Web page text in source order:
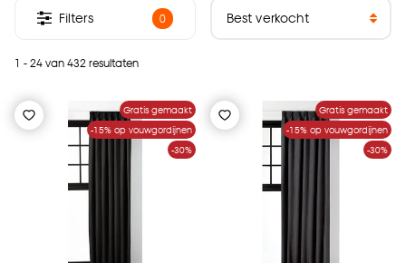
1 - 24 van 432 resultaten
Filters 0
Gratis gemaakt
-15% op vouwgordijnen
-30%
Gratis gemaakt
-15% op vouwgordijnen
-30%